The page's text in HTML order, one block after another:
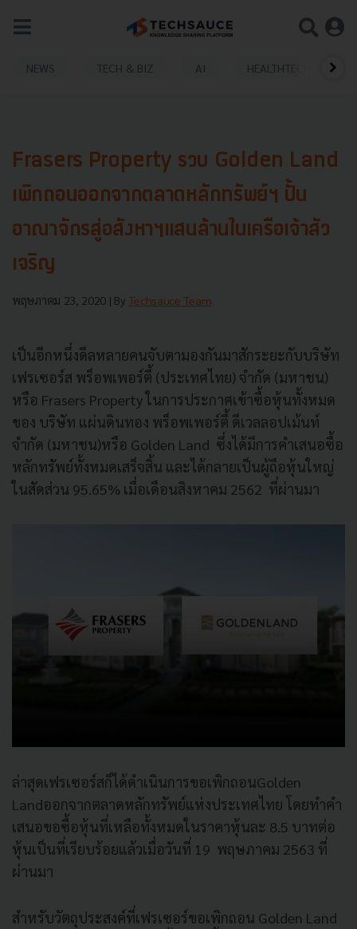
NEWS TECH & BIZ AI HEALTHTECH
Frasers Property รวบ Golden Land
เพิกถอนออกจากตลาดหลักทรัพย์ฯ ปั้น
อาณาจักรสู่อสังหาฯแสนล้านในเครือเจ้าสัว
เจริญ
พฤษภาคม 23, 2020 | By Techsauce Team
เป็นอีกหนึ่งดีลหลายคนจับตามองกันมาสักระยะกับบริษัท
เฟรเซอร์ส พร็อพเพอร์ตี้ (ประเทศไทย) จำกัด (มหาชน)
หรือ Frasers Property ในการประกาศเข้าซื้อหุ้นทั้งหมด
ของ บริษัท แผ่นดินทอง พร็อพเพอร์ตี้ ดีเวลลอปเม้นท์
จำกัด (มหาชน)หรือ Golden Land ซึ่งได้มีการคำเสนอซื้อ
หลักทรัพย์ทั้งหมดเสร็จสิ้น และได้กลายเป็นผู้ถือหุ้นใหญ่
ในสัดส่วน 95.65% เมื่อเดือนสิงหาคม 2562 ที่ผ่านมา
ล่าสุดเฟรเซอร์สก็ได้ดำเนินการขอเพิกถอนGolden
Landออกจากตลาดหลักทรัพย์แห่งประเทศไทย โดยทำคำ
เสนอขอซื้อหุ้นที่เหลือทั้งหมดในราคาหุ้นละ 8.5 บาทต่อ
หุ้นเป็นที่เรียบร้อยแล้วเมื่อวันที่ 19 พฤษภาคม 2563 ที่
ผ่านมา
สำหรับวัตถุประสงค์ที่เฟรเซอร์ขอเพิกถอน Golden Land